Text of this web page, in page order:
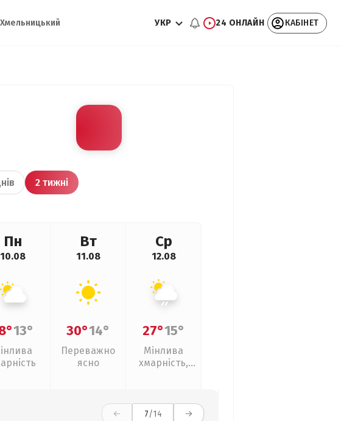
Хмельницький УКР 24 ОНЛАЙН КАБІНЕТ
2 тижні
Пн
10.08
13°
Вт
11.08
30°14°
Переважно
ясно
Ср
12.08
27°15°
Мінлива
хмарність,
7/14